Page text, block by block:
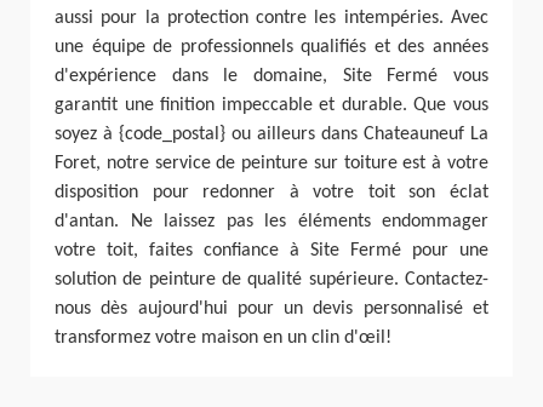
aussi pour la protection contre les intempéries. Avec
une équipe de professionnels qualifiés et des années
d'expérience dans le domaine, Site Fermé vous
garantit une finition impeccable et durable. Que vous
soyez à {code_postal} ou ailleurs dans Chateauneuf La
Foret, notre service de peinture sur toiture est à votre
disposition pour redonner à votre toit son éclat
d'antan. Ne laissez pas les éléments endommager
votre toit, faites confiance à Site Fermé pour une
solution de peinture de qualité supérieure. Contactez-
nous dès aujourd'hui pour un devis personnalisé et
transformez votre maison en un clin d'œil!